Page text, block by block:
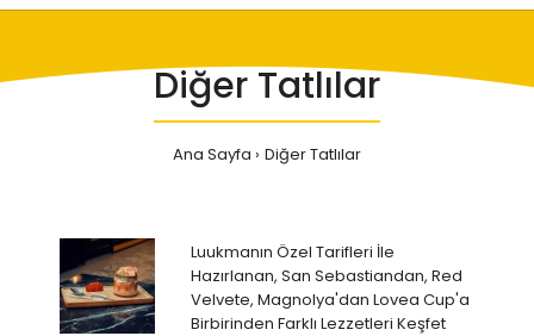
Diğer Tatlılar
Ana Sayfa Diğer Tatlılar
Luukmanın Özel Tarifleri İle
Hazırlanan, San Sebastiandan, Red
Velvete, Magnolya'dan Lovea Cup'a
Birbirinden Farklı Lezzetleri Keşfet